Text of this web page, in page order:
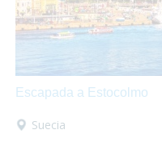
Escapada a Estocolmo
Suecia